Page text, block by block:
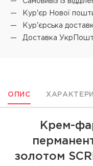
Кур'єр Нової
Кур'єрська
Доставка
ОПИС
Крем-
золотом